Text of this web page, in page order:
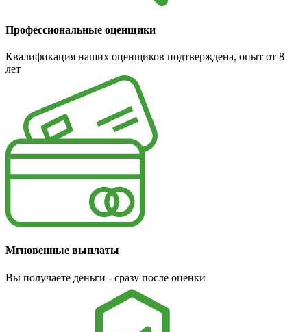
Профессиональные оценщики
Квалификация наших оценщиков подтверждена, опыт от 8
лет
Мгновенные выплаты
Вы получаете деньги - сразу после оценки